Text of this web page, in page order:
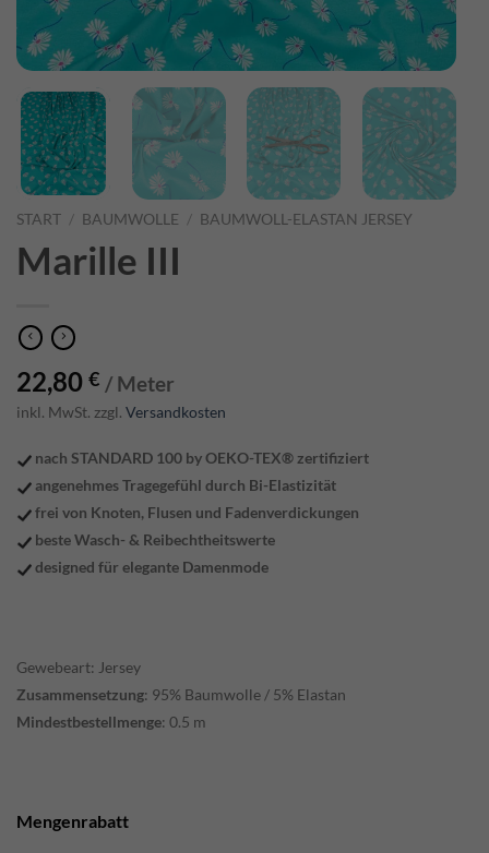
START / BAUMWOLLE / BAUMWOLL-ELASTAN JERSEY
Marille III
22,80 € / Meter
inkl. MwSt. zzgl. Versandkosten
nach STANDARD 100 by OEKO-TEX® zertifiziert
angenehmes Tragegefühl durch Bi-Elastizität
frei von Knoten, Flusen und Fadenverdickungen
beste Wasch- & Reibechtheitswerte
designed für elegante Damenmode
Gewebeart: Jersey
Zusammensetzung: 95% Baumwolle / 5% Elastan
Mindestbestellmenge: 0.5 m
Mengenrabatt